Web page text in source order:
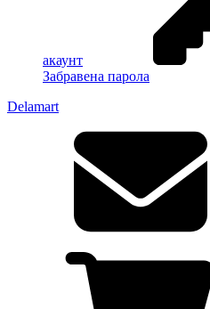
акаунт
Забравена парола
Delamart